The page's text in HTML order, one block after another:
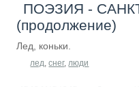
ПОЭЗИЯ -
(продолжение)
Лед, коньки.
лед,снег,люди